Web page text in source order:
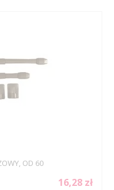
OD 60
16,28 zł